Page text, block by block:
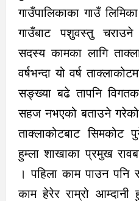
गाउँपालिकाका गाउँ
गाउँबाट पशुवस्तु
सदस्य कामका लागि
वर्षभन्दा यो वर्ष
सङ्ख्या बढे तापनि
सहज नभएको बताउने
ताक्लाकोटबाट सिमकोट
हुम्ला शाखाका प्रमुख
। पहिला काम पाउन पनि
काम हेरेर राम्रो